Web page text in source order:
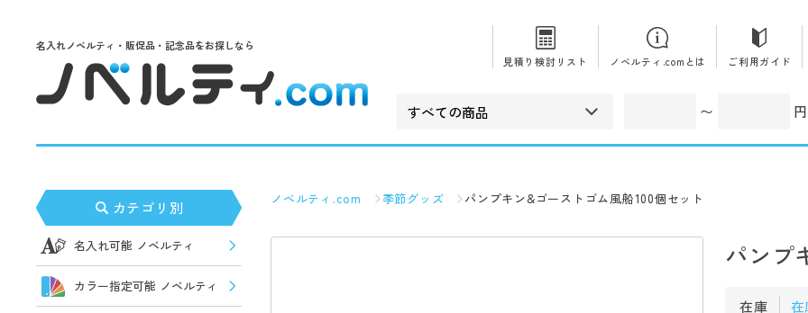
名入れノベルティ・販促品・記念品をお探しなら
見積り検討リスト
ノベルティ.comとは ご利用ガイド
〜 円
カテゴリ別
名入れ可能 ノベルティ
カラー指定可能 ノベルティ
ノベルティ.com 季節グッズ パンプキン&ゴーストゴム風船100個セット
パンプ
在庫 在